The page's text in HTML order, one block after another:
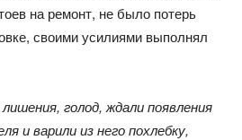
на ремонт, не было потерь
своими усилиями выполнял
голод, ждали появления
и варили из него похлебку,